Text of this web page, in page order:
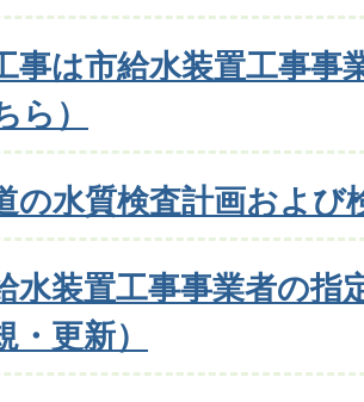
事は市給水装置工事事
ら）
の水質検査計画および
水装置工事事業者の指
・更新）